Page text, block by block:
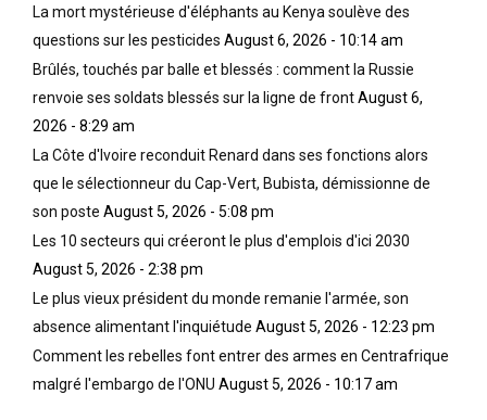
La mort mystérieuse d'éléphants au Kenya soulève des
questions sur les pesticides August 6, 2026 - 10:14 am
Brûlés, touchés par balle et blessés : comment la Russie
renvoie ses soldats blessés sur la ligne de frontAugust 6,
2026 - 8:29 am
La Côte d'Ivoire reconduit Renard dans ses fonctions alors
que le sélectionneur du Cap-Vert, Bubista, démissionne de
son poste August 5, 2026 - 5:08 pm
Les 10 secteurs qui créeront le plus d'emplois d'ici 2030
August 5, 2026 - 2:38 pm
Le plus vieux président du monde remanie l'armée, son
absence alimentant l'inquiétude August 5, 2026 - 12:23 pm
Comment les rebelles font entrer des armes en Centrafrique
malgré l'embargo de l'ONU August 5, 2026 - 10:17 am